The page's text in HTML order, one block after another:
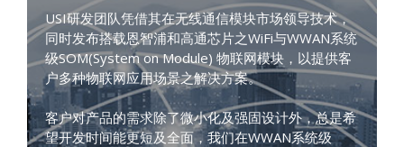
USI研发团队凭借其在无线通信模块市场领导技术，
同时发布搭载恩智浦和高通芯片之WiFi与WWAN系统
级SOM(System on Module) 物联网模块，以提供客
户多种物联网应用场景之解决方案。
客户对产品的需求除了微小化及强固设计外，总是希
望开发时间能更短及全面，我们在WWAN系统级